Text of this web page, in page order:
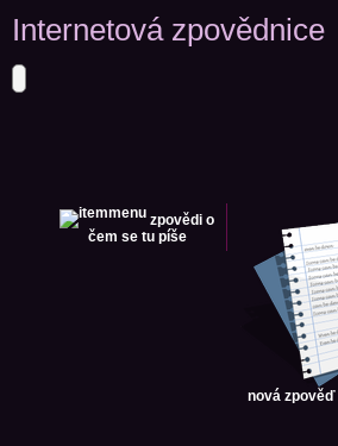
Internetová zpovědnice
zpovědi o
čem se tu píše
nová zpověď